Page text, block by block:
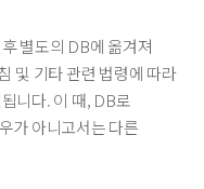
별도의 DB에 옮겨져
및 기타 관련 법령에 따라
니다. 이 때, DB로
가 아니고서는 다른